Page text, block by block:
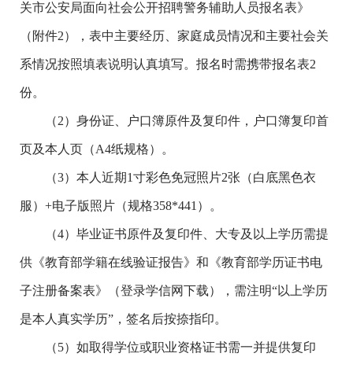
关市公安局面向社会公开招聘警务辅助人员报名表》
（附件2），表中主要经历、家庭成员情况和主要社会关
系情况按照填表说明认真填写。报名时需携带报名表2
份。
（2）身份证、户口簿原件及复印件，户口簿复印首
页及本人页（A4纸规格）。
（3）本人近期1寸彩色免冠照片2张（白底黑色衣
服）+电子版照片（规格358*441）。
（4）毕业证书原件及复印件、大专及以上学历需提
供《教育部学籍在线验证报告》和《教育部学历证书电
子注册备案表》（登录学信网下载），需注明“以上学历
是本人真实学历”，签名后按捺指印。
（5）如取得学位或职业资格证书需一并提供复印